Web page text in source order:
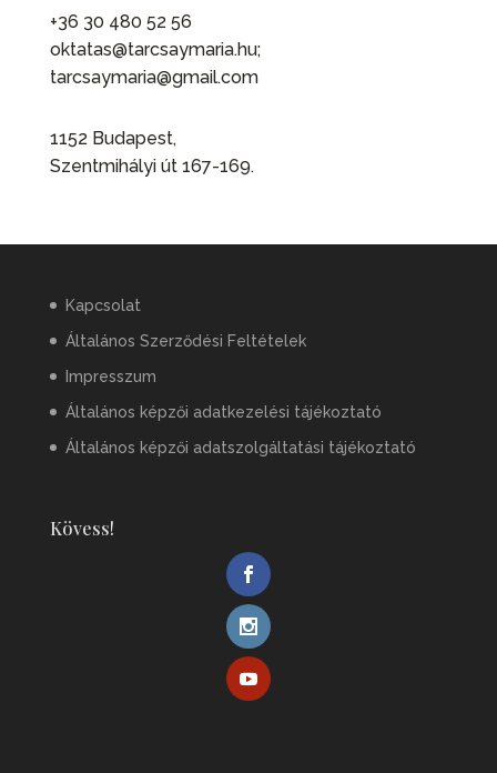
+36 30 480 52 56
oktatas@tarcsaymaria.hu;
tarcsaymaria@gmail.com
1152 Budapest,
Szentmihályi út 167-169.
Kapcsolat
Általános Szerződési Feltételek
Impresszum
Általános képzői adatkezelési tájékoztató
Általános képzői adatszolgáltatási tájékoztató
Kövess!